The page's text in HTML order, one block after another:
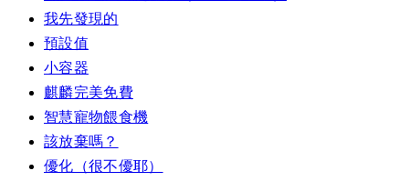
我先發現的
預設值
小容器
麒麟完美免費
智慧寵物餵食機
該放棄嗎？
優化（很不優耶）